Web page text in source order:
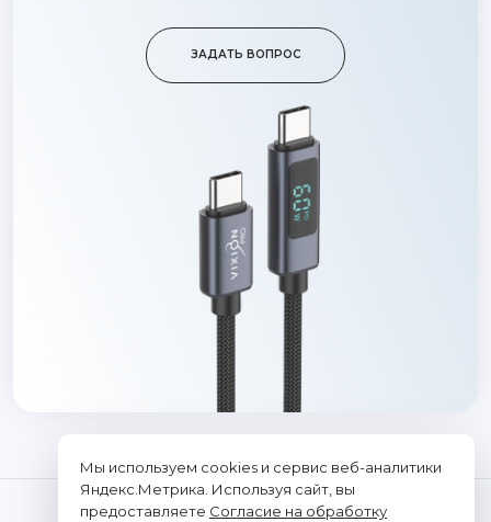
ЗАДАТЬ ВОПРОС
Мы используем cookies и сервис веб-аналитики
Яндекс.Метрика. Используя сайт, вы
предоставляете Согласие на обработку